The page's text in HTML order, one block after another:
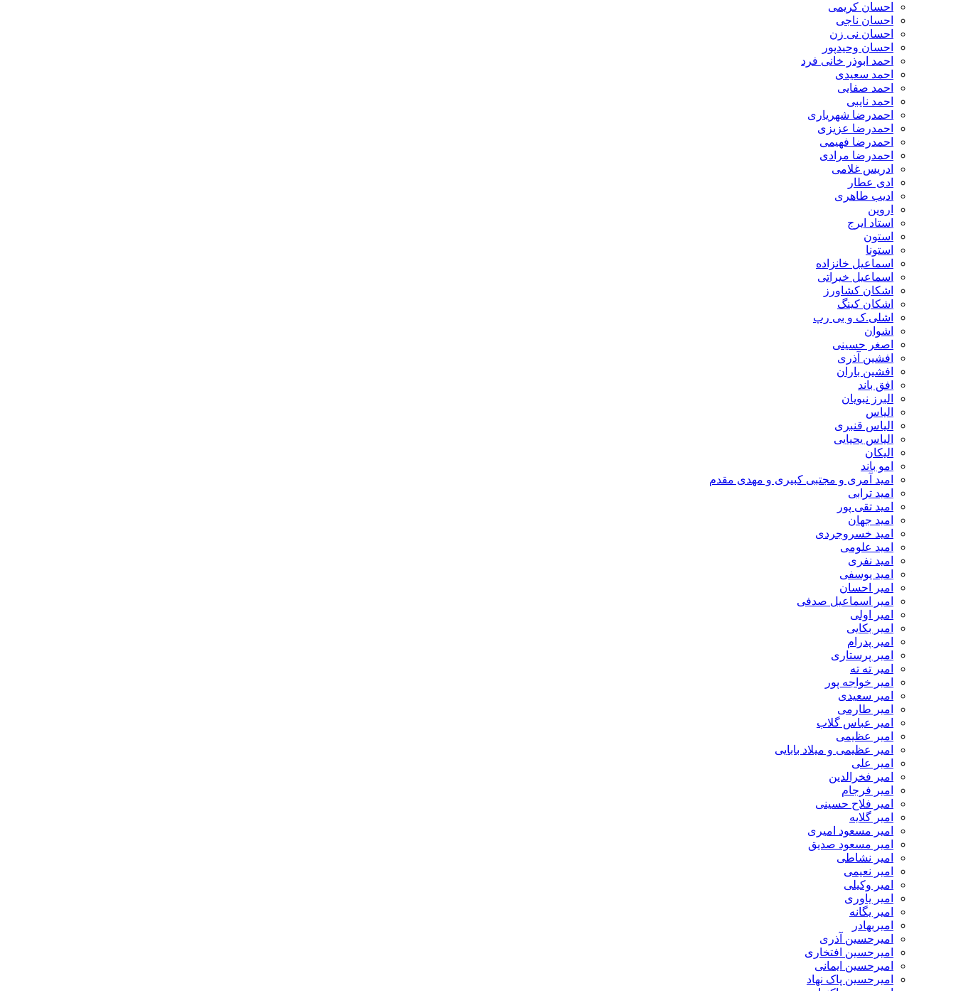
احسان کریمی
احسان ناجی
احسان نی زن
احسان وحیدپور
احمد ابوذر خانی فرد
احمد سعیدی
احمد صفایی
احمد نایبی
احمدرضا شهریاری
احمدرضا عزیزی
احمدرضا فهیمی
احمدرضا مرادی
ادریس غلامی
ادی عطار
ادیب طاهری
اروین
استاد ایرج
استون
استونا
اسماعیل خانزاده
اسماعیل خیراتی
اشکان کشاورز
اشکان کینگ
اشلی.ک و بی رپ
اشوان
اصغر حسینی
افشین آذری
افشین باران
افق باند
البرز نبویان
الیاس
الیاس قنبرى
الیاس یحیایی
الیکان
امو باند
امید آمری و مجتبی کبیری و مهدى مقدم
امید ترابی
امید تقی پور
امید جهان
امید خسروجردی
امید علومی
امید نفری
امید یوسفی
امیر احسان
امیر اسماعیل صدفی
امیر اولی
امیر بکایی
امیر پدرام
امیر پرستاری
امیر ته ته
امیر خواجه پور
امیر سعیدی
امیر طارمی
امیر عباس گلاب
امیر عظیمی
امیر عظیمی و میلاد بابایی
امیر علی
امیر فخرالدین
امیر فرجام
امیر فلاح حسینی
امیر گلایه
امیر مسعود امیری
امیر مسعود صدیق
امیر نشاطی
امیر نعیمی
امیر وکیلی
امیر یاوری
امیر یگانه
امیربهادر
امیرحسین آذری
امیرحسین افتخاری
امیرحسین ایمانی
امیرحسین پاک نهاد